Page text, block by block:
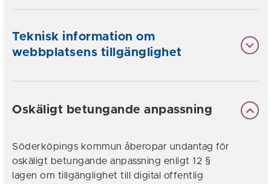
Teknisk information om
webbplatsens tillgänglighet
Oskäligt betungande anpassning
Söderköpings kommun åberopar undantag för
oskäligt betungande anpassning enligt 12 §
lagen om tillgänglighet till digital offentlig